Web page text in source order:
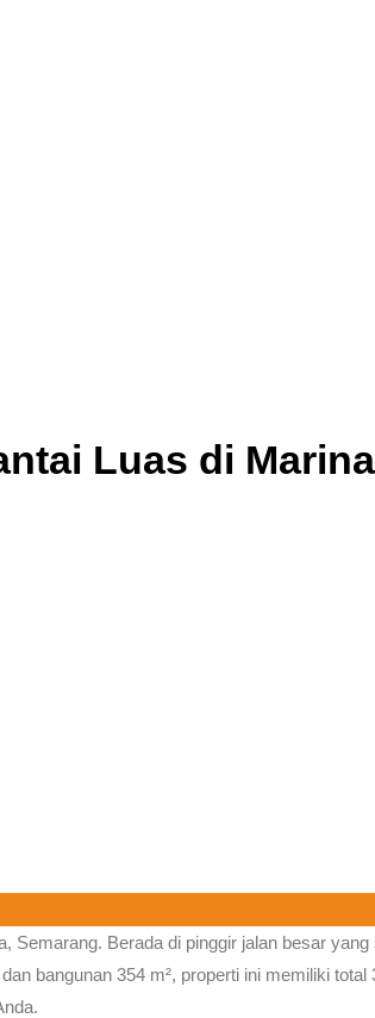
Luas di
Semarang. Berada di pinggir jalan besar
bangunan 354 m², properti ini memiliki